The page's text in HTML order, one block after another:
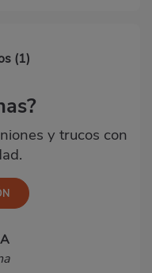
(1)
y trucos con